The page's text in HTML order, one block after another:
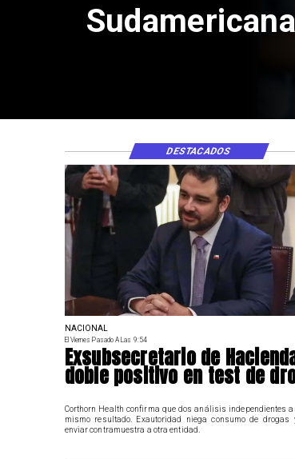
NACIONAL
El Viernes Pasado A Las 9:54
Exsubsecretario de
doble positivo en test de
Corthorn Health confirma que dos análisis independientes
mismo resultado. Exautoridad niega consumo de drogas
enviar contramuestra a otra entidad.
DESTACADOS